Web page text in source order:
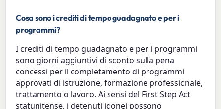
Cosa sono i crediti di tempo guadagnato e per i
programmi?
I crediti di tempo guadagnato e per i programmi
sono giorni aggiuntivi di sconto sulla pena
concessi per il completamento di programmi
approvati di istruzione, formazione professionale,
trattamento o lavoro. Ai sensi del First Step Act
statunitense, i detenuti idonei possono